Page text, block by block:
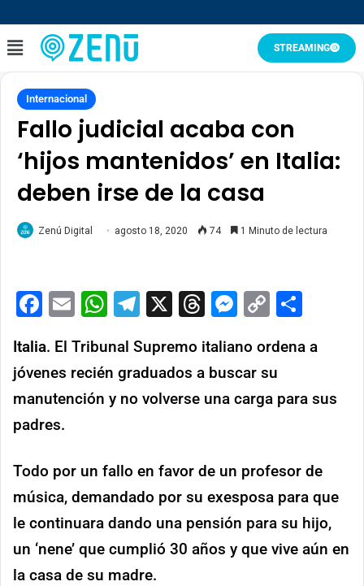
STREAMING
Internacional
Fallo judicial acaba con
‘hijos mantenidos’ en Italia:
deben irse de la casa
Zenú Digital agosto 18, 2020 74 1 Minuto de lectura
Facebook
EmailWhatsApp
Telegram
X ThreadsCopy
Italia. El Tribunal Supremo italiano ordena a
jóvenes recién graduados a buscar su
manutención y no volverse una carga para sus
padres.
Todo por un fallo en favor de un profesor de
música, demandado por su exesposa para que
le continuara dando una pensión para su hijo,
un ‘nene’ que cumplió 30 años y que vive aún en
la casa de su madre.